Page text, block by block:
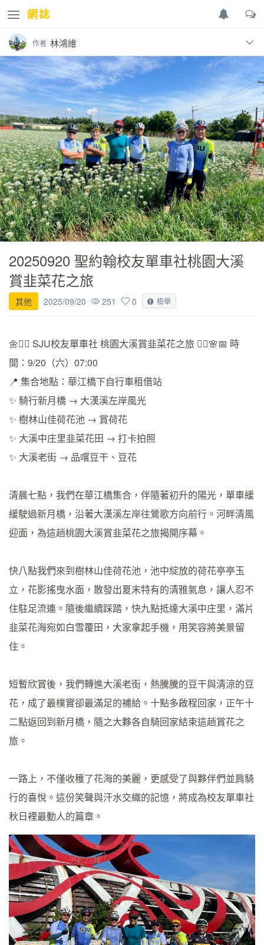
網誌
作者 林鴻維
近期發表的網誌 追蹤
20260802 聖約翰(新埔)校友單車社夏日長途騎行
20260725 白色新車鞋首航，校友夜騎一路加碼到淡
水！
20260531 淡水河河濱騎單車訪友嚐美食之旅
20260516 聖約翰(新埔)校友單車社開箱淡江大橋加
碼騎乘觀音山
20250920 聖約翰校友單車社桃園大溪
賞韭菜花之旅
其他 2025/09/20 251 0 檢舉
🌼🚴‍♂️ SJU校友單車社 桃園大溪賞韭菜花之旅 🚴‍♀️🌸📅 時
間：9/20（六）07:00
📍 集合地點：華江橋下自行車租借站
✨ 騎行新月橋 → 大漢溪左岸風光
✨ 樹林山佳荷花池 → 賞荷花
✨ 大溪中庄里韭菜花田 → 打卡拍照
✨ 大溪老街 → 品嚐豆干、豆花
清晨七點，我們在華江橋集合，伴隨著初升的陽光，單車緩
緩駛過新月橋，沿著大漢溪左岸往鶯歌方向前行。河畔清風
迎面，為這趟桃園大溪賞韭菜花之旅揭開序幕。
快八點我們來到樹林山佳荷花池，池中綻放的荷花亭亭玉
立，花影搖曳水面，散發出夏末特有的清雅氣息，讓人忍不
住駐足流連。隨後繼續踩踏，快九點抵達大溪中庄里，滿片
韭菜花海宛如白雪覆田，大家拿起手機，用笑容將美景留
住。
短暫欣賞後，我們轉進大溪老街，熱騰騰的豆干與清涼的豆
花，成了最樸實卻最滿足的補給。十點多啟程回家，正午十
二點返回到新月橋，隨之大夥各自騎回家結束這趟賞花之
旅。
一路上，不僅收穫了花海的美麗，更感受了與夥伴們並肩騎
行的喜悅。這份笑聲與汗水交織的記憶，將成為校友單車社
秋日裡最動人的篇章。